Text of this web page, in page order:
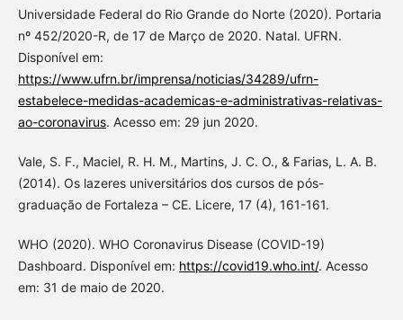
Universidade Federal do Rio Grande do Norte (2020). Portaria
nº 452/2020-R, de 17 de Março de 2020. Natal. UFRN.
Disponível em:
https://www.ufrn.br/imprensa/noticias/34289/ufrn-
estabelece-medidas-academicas-e-administrativas-relativas-
ao-coronavirus. Acesso em: 29 jun 2020.
Vale, S. F., Maciel, R. H. M., Martins, J. C. O., & Farias, L. A. B.
(2014). Os lazeres universitários dos cursos de pós-
graduação de Fortaleza – CE. Licere, 17 (4), 161-161.
WHO (2020). WHO Coronavirus Disease (COVID-19)
Dashboard. Disponível em: https://covid19.who.int/. Acesso
em: 31 de maio de 2020.